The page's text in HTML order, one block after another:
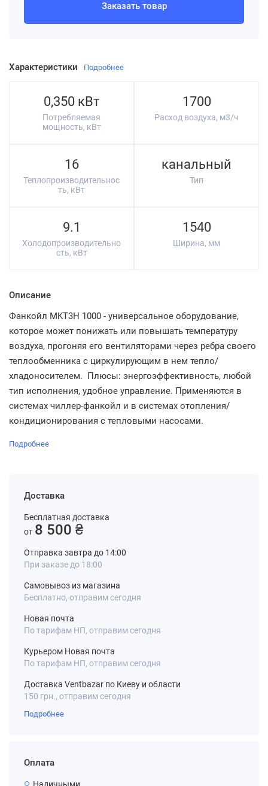
Характеристики Подробнее
0,350 кВт
Потребляемая
мощность, кВт
1700
Расход воздуха, м3/ч
16
Теплопроизводительнос
ть, кВт
канальный
Тип
9.1
Холодопроизводительно
сть, кВт
1540
Ширина, мм
Описание
Фанкойл MKT3H 1000 - универсальное оборудование,
которое может понижать или повышать температуру
воздуха, прогоняя его вентиляторами через ребра своего
теплообменника с циркулирующим в нем тепло/
хладоносителем. Плюсы: энергоэффективность, любой
тип исполнения, удобное управление. Применяются в
системах чиллер-фанкойл и в системах отопления/
кондиционирования с тепловыми насосами.
Подробнее
Доставка
Бесплатная доставка
от 8 500 ₴
Отправка завтра до 14:00
При заказе до 18:00
Самовывоз из магазина
Бесплатно, отправим сегодня
Новая почта
По тарифам НП, отправим сегодня
Курьером Новая почта
По тарифам НП, отправим сегодня
Доставка Ventbazar по Киеву и области
150 грн., отправим сегодня
Подробнее
Оплата
Заказать товар